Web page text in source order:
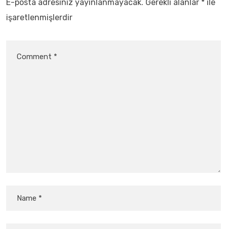
E-posta adresiniz yayınlanmayacak. Gerekli alanlar * ile
işaretlenmişlerdir